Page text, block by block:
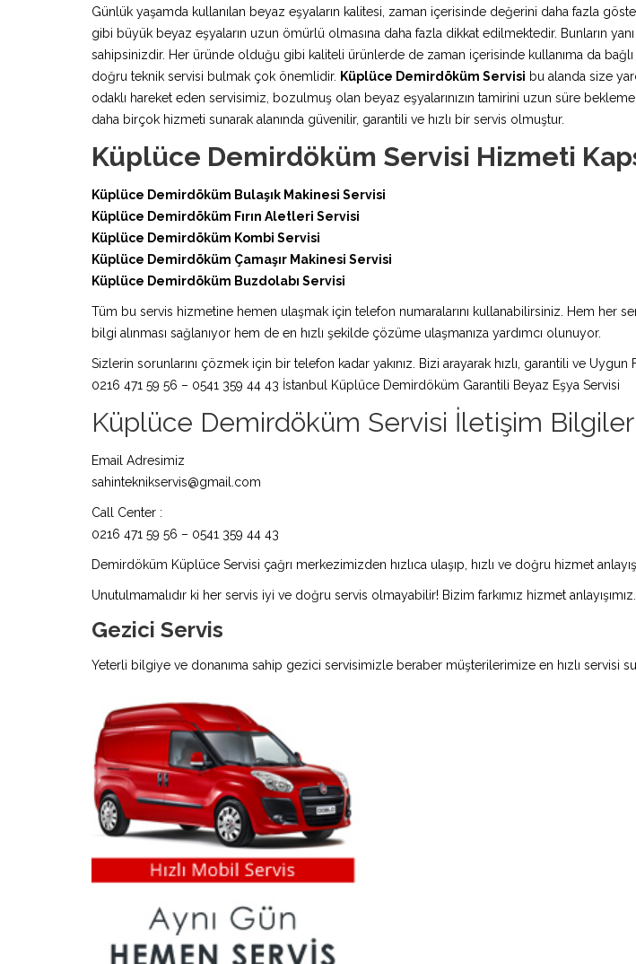
Günlük yaşamda kullanılan beyaz eşyaların kalitesi, zaman içerisinde değerini daha fazla
gibi büyük beyaz eşyaların uzun ömürlü olmasına daha fazla dikkat edilmektedir. Bunların
sahipsinizdir. Her üründe olduğu gibi kaliteli ürünlerde de zaman içerisinde kullanıma da
doğru teknik servisi bulmak çok önemlidir. Küplüce Demirdöküm Servisi bu alanda size
odaklı hareket eden servisimiz, bozulmuş olan beyaz eşyalarınızın tamirini uzun süre
daha birçok hizmeti sunarak alanında güvenilir, garantili ve hızlı bir servis olmuştur.
Küplüce Demirdöküm Servisi Hizmeti
Küplüce Demirdöküm Bulaşık Makinesi Servisi
Küplüce Demirdöküm Fırın Aletleri Servisi
Küplüce Demirdöküm Kombi Servisi
Küplüce Demirdöküm Çamaşır Makinesi Servisi
Küplüce Demirdöküm Buzdolabı Servisi
Tüm bu servis hizmetine hemen ulaşmak için telefon numaralarını kullanabilirsiniz. Hem her
bilgi alınması sağlanıyor hem de en hızlı şekilde çözüme ulaşmanıza yardımcı olunuyor.
Sizlerin sorunlarını çözmek için bir telefon kadar yakınız. Bizi arayarak hızlı, garantili ve
0216 471 59 56 – 0541 359 44 43 İstanbul Küplüce Demirdöküm Garantili Beyaz Eşya Servisi
Küplüce Demirdöküm Servisi İletişim
Email Adresimiz
sahinteknikservis@gmail.com
Call Center :
0216 471 59 56 – 0541 359 44 43
Demirdöküm Küplüce Servisi çağrı merkezimizden hızlıca ulaşıp, hızlı ve doğru hizmet
Unutulmamalıdır ki her servis iyi ve doğru servis olmayabilir! Bizim farkımız hizmet anlayışımız.
Gezici Servis
Yeterli bilgiye ve donanıma sahip gezici servisimizle beraber müşterilerimize en hızlı servisi